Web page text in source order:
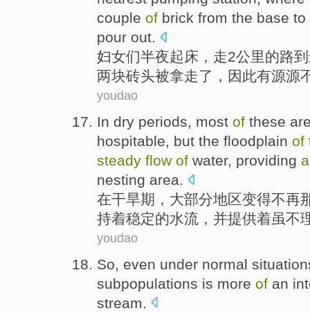
couple of brick from the base to
pour out.
妇女们半夜起床 ， 走2公里的路到
两块砖头被拿走了，因此有源源
youdao
In dry periods, most of these
hospitable, but the floodplain of
steady flow of water, providing a
nesting area.
在干旱期 ， 大部分地区变得不再
持着稳定的水流 ， 并提供着虽不
youdao
So even under normal
subpopulations is more of an
stream